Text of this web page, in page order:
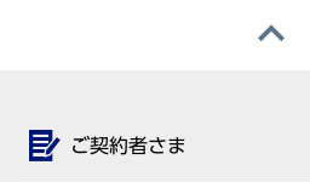
ご契約者さま